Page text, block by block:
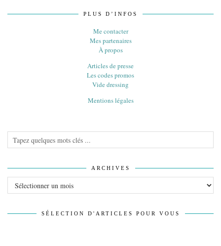
PLUS D’INFOS
Me contacter
Mes partenaires
À propos
Articles de presse
Les codes promos
Vide dressing
Mentions légales
ARCHIVES
SÉLECTION D'ARTICLES POUR VOUS